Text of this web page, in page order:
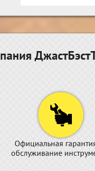
Официальная
обслуживание